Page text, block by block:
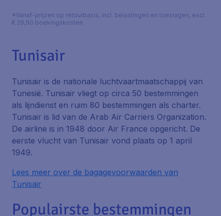
*Vanaf-prijzen op retourbasis, incl. belastingen en toeslagen, excl.
€ 29,90 boekingskosten.
Tunisair
Tunisair is de nationale luchtvaartmaatschappij van
Tunesië. Tunisair vliegt op circa 50 bestemmingen
als lijndienst en ruim 80 bestemmingen als charter.
Tunisair is lid van de Arab Air Carriers Organization.
De airline is in 1948 door Air France opgericht. De
eerste vlucht van Tunisair vond plaats op 1 april
1949.
Lees meer over de bagagevoorwaarden van
Tunisair
Populairste bestemmingen